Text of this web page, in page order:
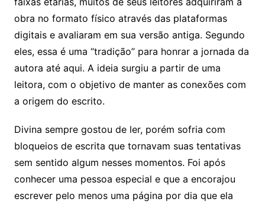
obra no formato físico através das plataformas
digitais e avaliaram em sua versão antiga. Segundo
eles, essa é uma “tradição” para honrar a jornada da
autora até aqui. A ideia surgiu a partir de uma
leitora, com o objetivo de manter as conexões com
a origem do escrito.
Divina sempre gostou de ler, porém sofria com
bloqueios de escrita que tornavam suas tentativas
sem sentido algum nesses momentos. Foi após
conhecer uma pessoa especial e que a encorajou
escrever pelo menos uma página por dia que ela